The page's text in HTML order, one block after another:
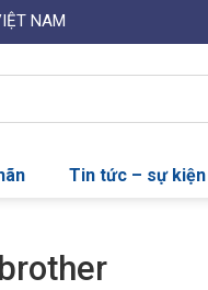
NAM
Tin tức – sự kiện